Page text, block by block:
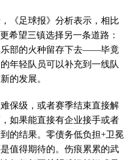
《足球报》分析表示，相比
希望三镇选择另一条道路：
乐部的火种留存下去——毕竟
年轻队员可以补充到一线队
的发展。
保级，或者赛季结束直接解
如果能直接有企业接手或者
的结果。零债务低负担+卫冕
值得期待的。伤痕累累的武